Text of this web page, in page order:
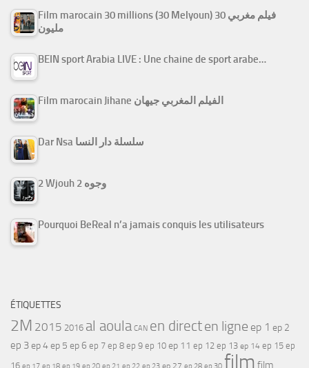
Film marocain 30 millions (30 Melyoun) فيلم مغربي 30
مليون
BEIN sport Arabia LIVE : Une chaine de sport arabe…
Film marocain Jihane الفيلم المغربي جيهان
Dar Nsa سلسلة دار النسا
2 Wjouh 2 وجوه
Pourquoi BeReal n’a jamais conquis les utilisateurs
ÉTIQUETTES
2M 2015 2016 al aoula CAN en directen ligne ep 1 ep 2
ep 3ep 4ep 5 ep 6 ep 7 ep 8 ep 9 ep 10 ep 11 ep 12 ep 13 ep 14 ep 15 ep
16
film film